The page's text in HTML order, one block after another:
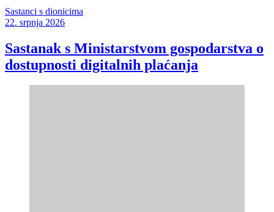
Sastanci s dionicima
22. srpnja 2026
Sastanak s Ministarstvom gospodarstva o
dostupnosti digitalnih plaćanja